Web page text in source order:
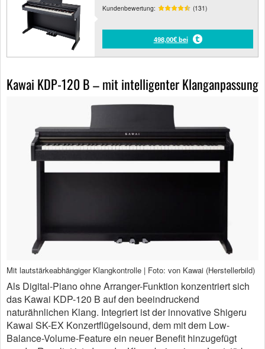
Kundenbewertung: (131)
498,00€ bei
Kawai KDP-120 B – mit intelligenter Klanganpassung
Mit lautstärkeabhängiger Klangkontrolle | Foto: von Kawai (Herstellerbild)
Als Digital-Piano ohne Arranger-Funktion konzentriert sich
das Kawai KDP-120 B auf den beeindruckend
naturähnlichen Klang. Integriert ist der innovative Shigeru
Kawai SK-EX Konzertflügelsound, dem mit dem Low-
Balance-Volume-Feature ein neuer Benefit hinzugefügt